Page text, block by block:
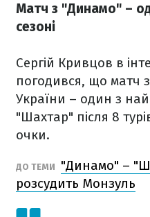
Матч з "Динамо" –
сезоні
Сергій Кривцов в
погодився, що матч
України – один з
"Шахтар" після 8
очки.
ДО ТЕМИ
"Динамо" –
розсудить Монзуль